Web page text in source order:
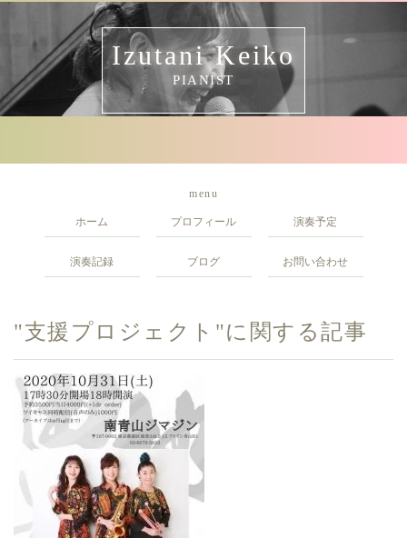
Izutani Keiko
PIANIST
menu
ホーム プロフィール 演奏予定
演奏記録 ブログ お問い合わせ
"支援プロジェクト"に関する記事